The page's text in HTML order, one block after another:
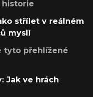
historie
střílet v reálném
myslí
tyto přehlížené
Jak ve hrách